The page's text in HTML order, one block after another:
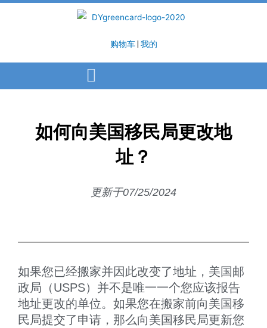
购物车| 我的
如何向美国移民局更改地
址？
更新于07/25/2024
如果您已经搬家并因此改变了地址，美国邮
政局（USPS）并不是唯一一个您应该报告
地址更改的单位。如果您在搬家前向美国移
民局提交了申请，那么向美国移民局更新您